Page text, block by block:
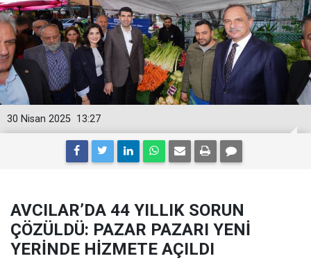
13:27
30 Nisan 2025
AVCILAR’DA 44 YILLIK SORUN
ÇÖZÜLDÜ: PAZAR PAZARI YENİ
YERİNDE HİZMETE AÇILDI